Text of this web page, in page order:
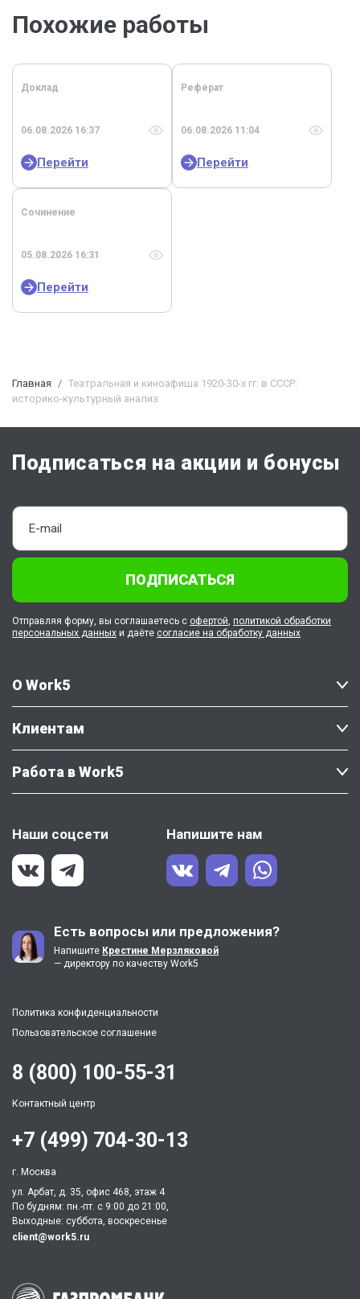
Похожие работы
Доклад
06.08.2026 16:37
Перейти
Реферат
06.08.2026 11:04
Перейти
Сочинение
05.08.2026 16:31
Перейти
Главная
Театральная и киноафиша 1920-30-х гг. в СССР:
историко-культурный анализ
О Work5
Клиентам
Работа в Work5
Наши соцсети Напишите нам
Есть вопросы или предложения?
Напишите Крестине Мерзляковой
— директору по качеству Work5
Политика конфиденциальности
Пользовательское соглашение
Подписаться на акции и бонусы
ПОДПИСАТЬСЯ
Отправляя форму, вы соглашаетесь с офертой, политикой обработки
персональных данных и даёте согласие на обработку данных
8 (800) 100-55-31
Контактный центр
+7 (499) 704-30-13
г. Москва
ул. Арбат, д. 35, офис 468, этаж 4
По будням: пн.-пт. c 9:00 до 21:00,
Выходные: суббота, воскресенье
client@work5.ru